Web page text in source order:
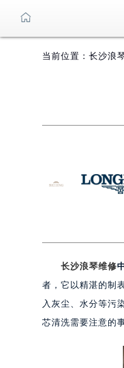
当前位置： 长沙浪
长沙浪琴维修
者，它以精湛的制
入灰尘、水分等污
芯清洗需要注意的